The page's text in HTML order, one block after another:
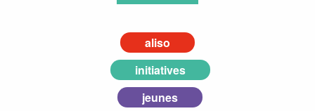
aliso
initiatives
jeunes